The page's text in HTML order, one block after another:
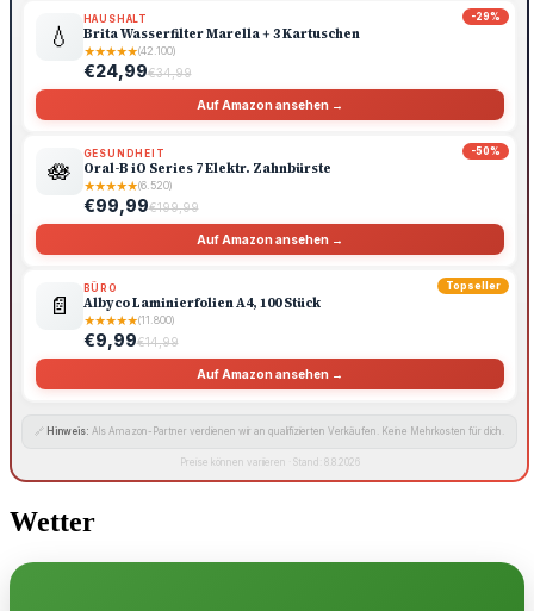
-29%
💧
HAUSHALT
Brita Wasserfilter Marella + 3 Kartuschen
★★★★★(42.100)
€24,99€34,99
Auf Amazon ansehen →
-50%
🪷
GESUNDHEIT
Oral-B iO Series 7 Elektr. Zahnbürste
★★★★★(6.520)
€99,99€199,99
Auf Amazon ansehen →
Topseller
📄
BÜRO
Albyco Laminierfolien A4, 100 Stück
★★★★★(11.800)
€9,99€14,99
Auf Amazon ansehen →
🔗 Hinweis: Als Amazon-Partner verdienen wir an qualifizierten Verkäufen. Keine Mehrkosten für dich.
Preise können variieren · Stand: 8.8.2026
Wetter